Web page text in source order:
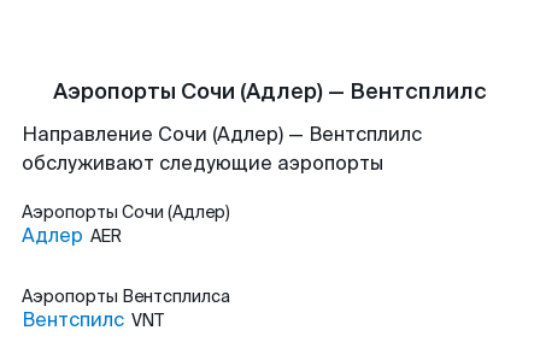
Аэропорты Сочи (Адлер) — Вентсплилс
Направление Сочи (Адлер) — Вентсплилс
обслуживают следующие аэропорты
Аэропорты Сочи (Адлер)
Адлер AER
Аэропорты Вентсплилса
Вентспилс VNT